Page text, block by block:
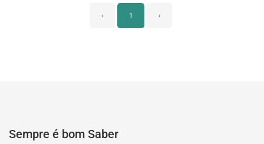
‹ 1 ›
Sempre é bom Saber